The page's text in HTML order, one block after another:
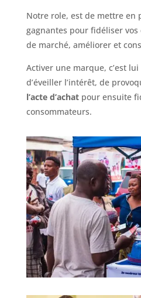
Notre role, est de mettre en
gagnantes pour fidéliser
de marché, améliorer et
Activer une marque, c’est
d’éveiller l’intérêt, de
l’acte d’achatpour ensuite
consommateurs.